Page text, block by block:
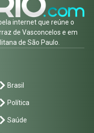
internet que reúne o
de Vasconcelos e em
de São Paulo.
Brasil
Política
Saúde